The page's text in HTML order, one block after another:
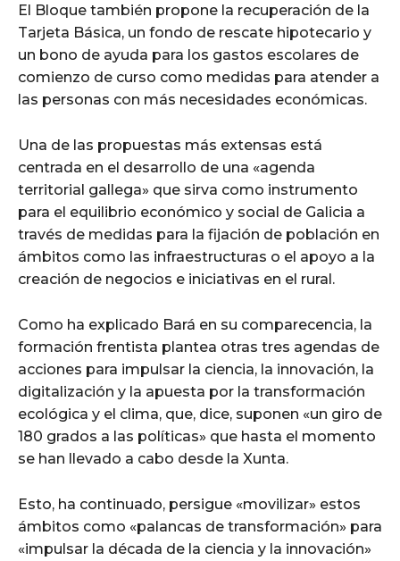
El Bloque también propone la recuperación de la
Tarjeta Básica, un fondo de rescate hipotecario y
un bono de ayuda para los gastos escolares de
comienzo de curso como medidas para atender a
las personas con más necesidades económicas.
Una de las propuestas más extensas está
centrada en el desarrollo de una «agenda
territorial gallega» que sirva como instrumento
para el equilibrio económico y social de Galicia a
través de medidas para la fijación de población en
ámbitos como las infraestructuras o el apoyo a la
creación de negocios e iniciativas en el rural.
Como ha explicado Bará en su comparecencia, la
formación frentista plantea otras tres agendas de
acciones para impulsar la ciencia, la innovación, la
digitalización y la apuesta por la transformación
ecológica y el clima, que, dice, suponen «un giro de
180 grados a las políticas» que hasta el momento
se han llevado a cabo desde la Xunta.
Esto, ha continuado, persigue «movilizar» estos
ámbitos como «palancas de transformación» para
«impulsar la década de la ciencia y la innovación»